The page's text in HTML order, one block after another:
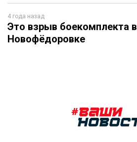
4 года назад
Это взрыв боекомплекта в
Новофёдоровке